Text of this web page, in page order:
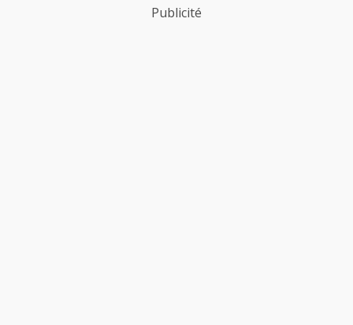
Publicité